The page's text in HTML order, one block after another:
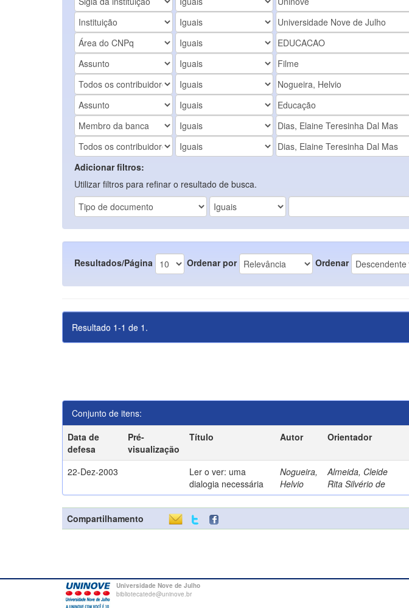
Adicionar filtros:
Utilizar filtros para refinar o resultado de busca.
Resultados/Página Ordenar por Ordenar
Resultado 1-1 de 1.
Conjunto de itens:
Data de
defesa
Pré-
visualização
Título Autor Orientador
22-Dez-2003
Ler o ver: uma
dialogia necessária
Nogueira,
Helvio
Almeida, Cleide
Rita Silvério de
Compartilhamento
Universidade Nove de Julho
bibliotecatede@uninove.br